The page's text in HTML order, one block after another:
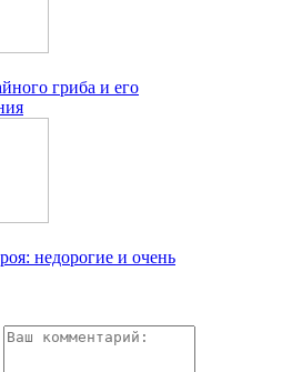
гриба и его
недорогие и очень